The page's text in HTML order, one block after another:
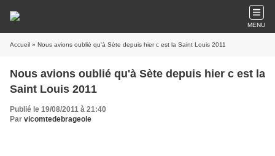
MENU
Accueil » Nous avions oublié qu'à Sète depuis hier c est la Saint Louis 2011
Nous avions oublié qu'à Sète depuis hier c est la
Saint Louis 2011
Publié le 19/08/2011 à 21:40
Par vicomtedebrageole